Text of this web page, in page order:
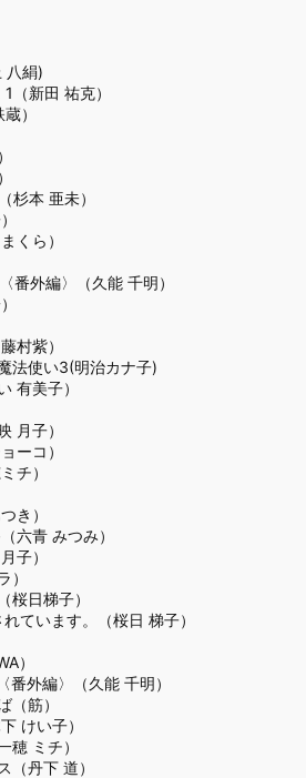
八絹)
（新田 祐克）
）
本 亜未）
くら）
番外編〉（久能 千明）
村紫）
法使い3(明治カナ子)
有美子）
月子）
ーコ）
チ）
き）
六青 みつみ）
子）
）
桜日梯子）
ています。（桜日 梯子）
）
外編〉（久能 千明）
（筋）
けい子）
穂 ミチ）
（丹下 道）